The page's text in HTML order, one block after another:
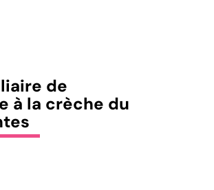
de
à la crèche du